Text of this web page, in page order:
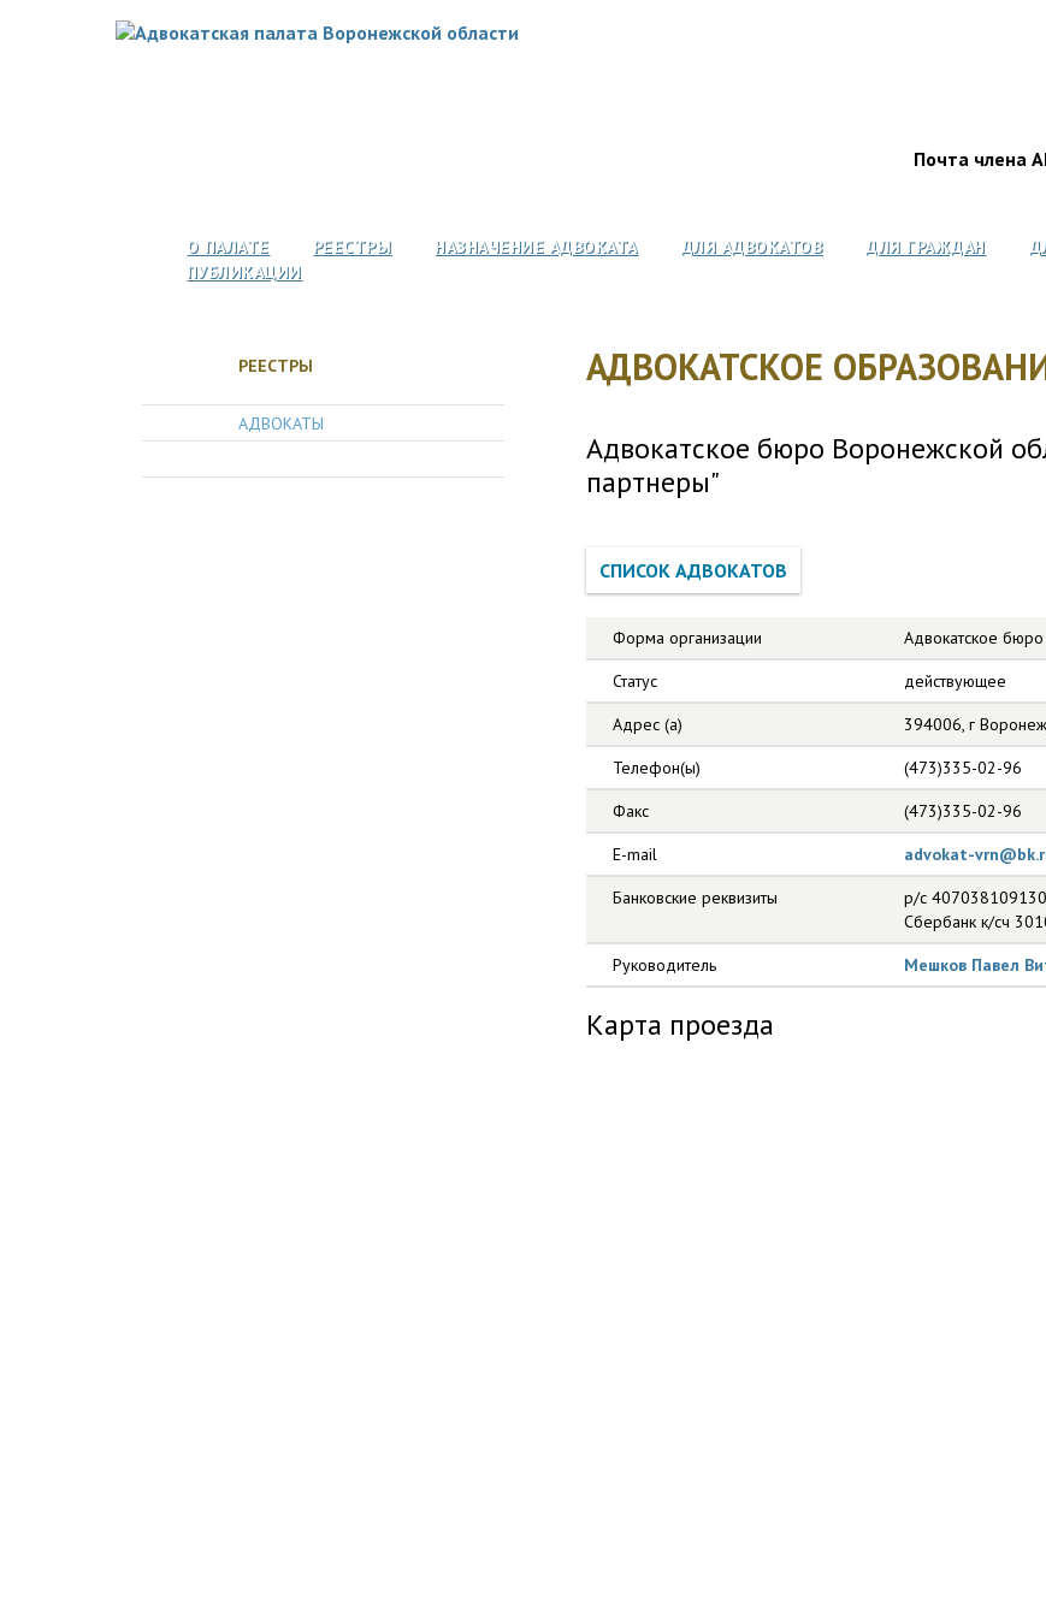
Почта члена
О ПАЛАТЕ РЕЕСТРЫ НАЗНАЧЕНИЕ АДВОКАТА ДЛЯ АДВОКАТОВ ДЛЯ ГРАЖДАН
ПУБЛИКАЦИИ
РЕЕСТРЫ
АДВОКАТЫ
АДВОКАТСКОЕ
Адвокатское бюро Воронежской
партнеры"
Форма организации
Адвокатское бюро
Статус
действующее
Адрес (а)
394006, г
Телефон(ы)
(473)335-02-96
Факс
(473)335-02-96
E-mail
advokat-
Банковские реквизиты
р/с
Сбербанк к/сч
Руководитель
Мешков Павел
Карта проезда